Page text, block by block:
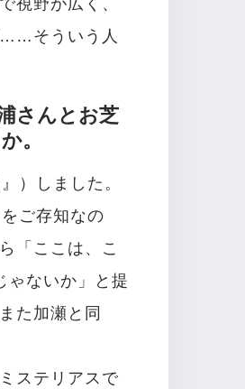
視野が広く、
……そういう人
さんとお芝
。
）しました。
ご存知なの
「ここは、こ
ゃないか」と提
た加瀬と同
ステリアスで